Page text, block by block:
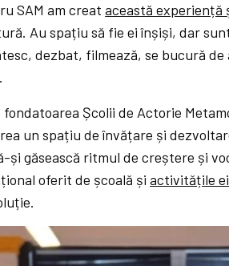
SAM am creataceastă experiență
Au spațiu să fie ei înșiși, dar
dezbat, filmează, se bucură
fondatoarea Școlii de Actorie
un spațiu de învățare și
și găsească ritmul de creștere și
oferit de școală șiactivitățile ei